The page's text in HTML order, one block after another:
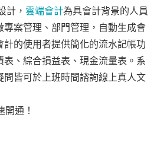
計，雲端會計為具會計背景的人員
專案管理、部門管理，自動生成會
計的使用者提供簡化的流水記帳功
表、綜合損益表、現金流量表。系
問皆可於上班時間諮詢線上真人文
開通！